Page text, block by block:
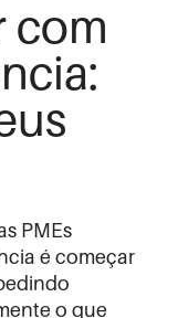
com
PMEs
é começar
o que